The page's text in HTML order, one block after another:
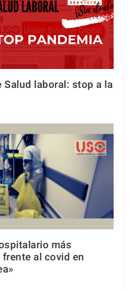
Salud laboral: stop a la
más
al covid en